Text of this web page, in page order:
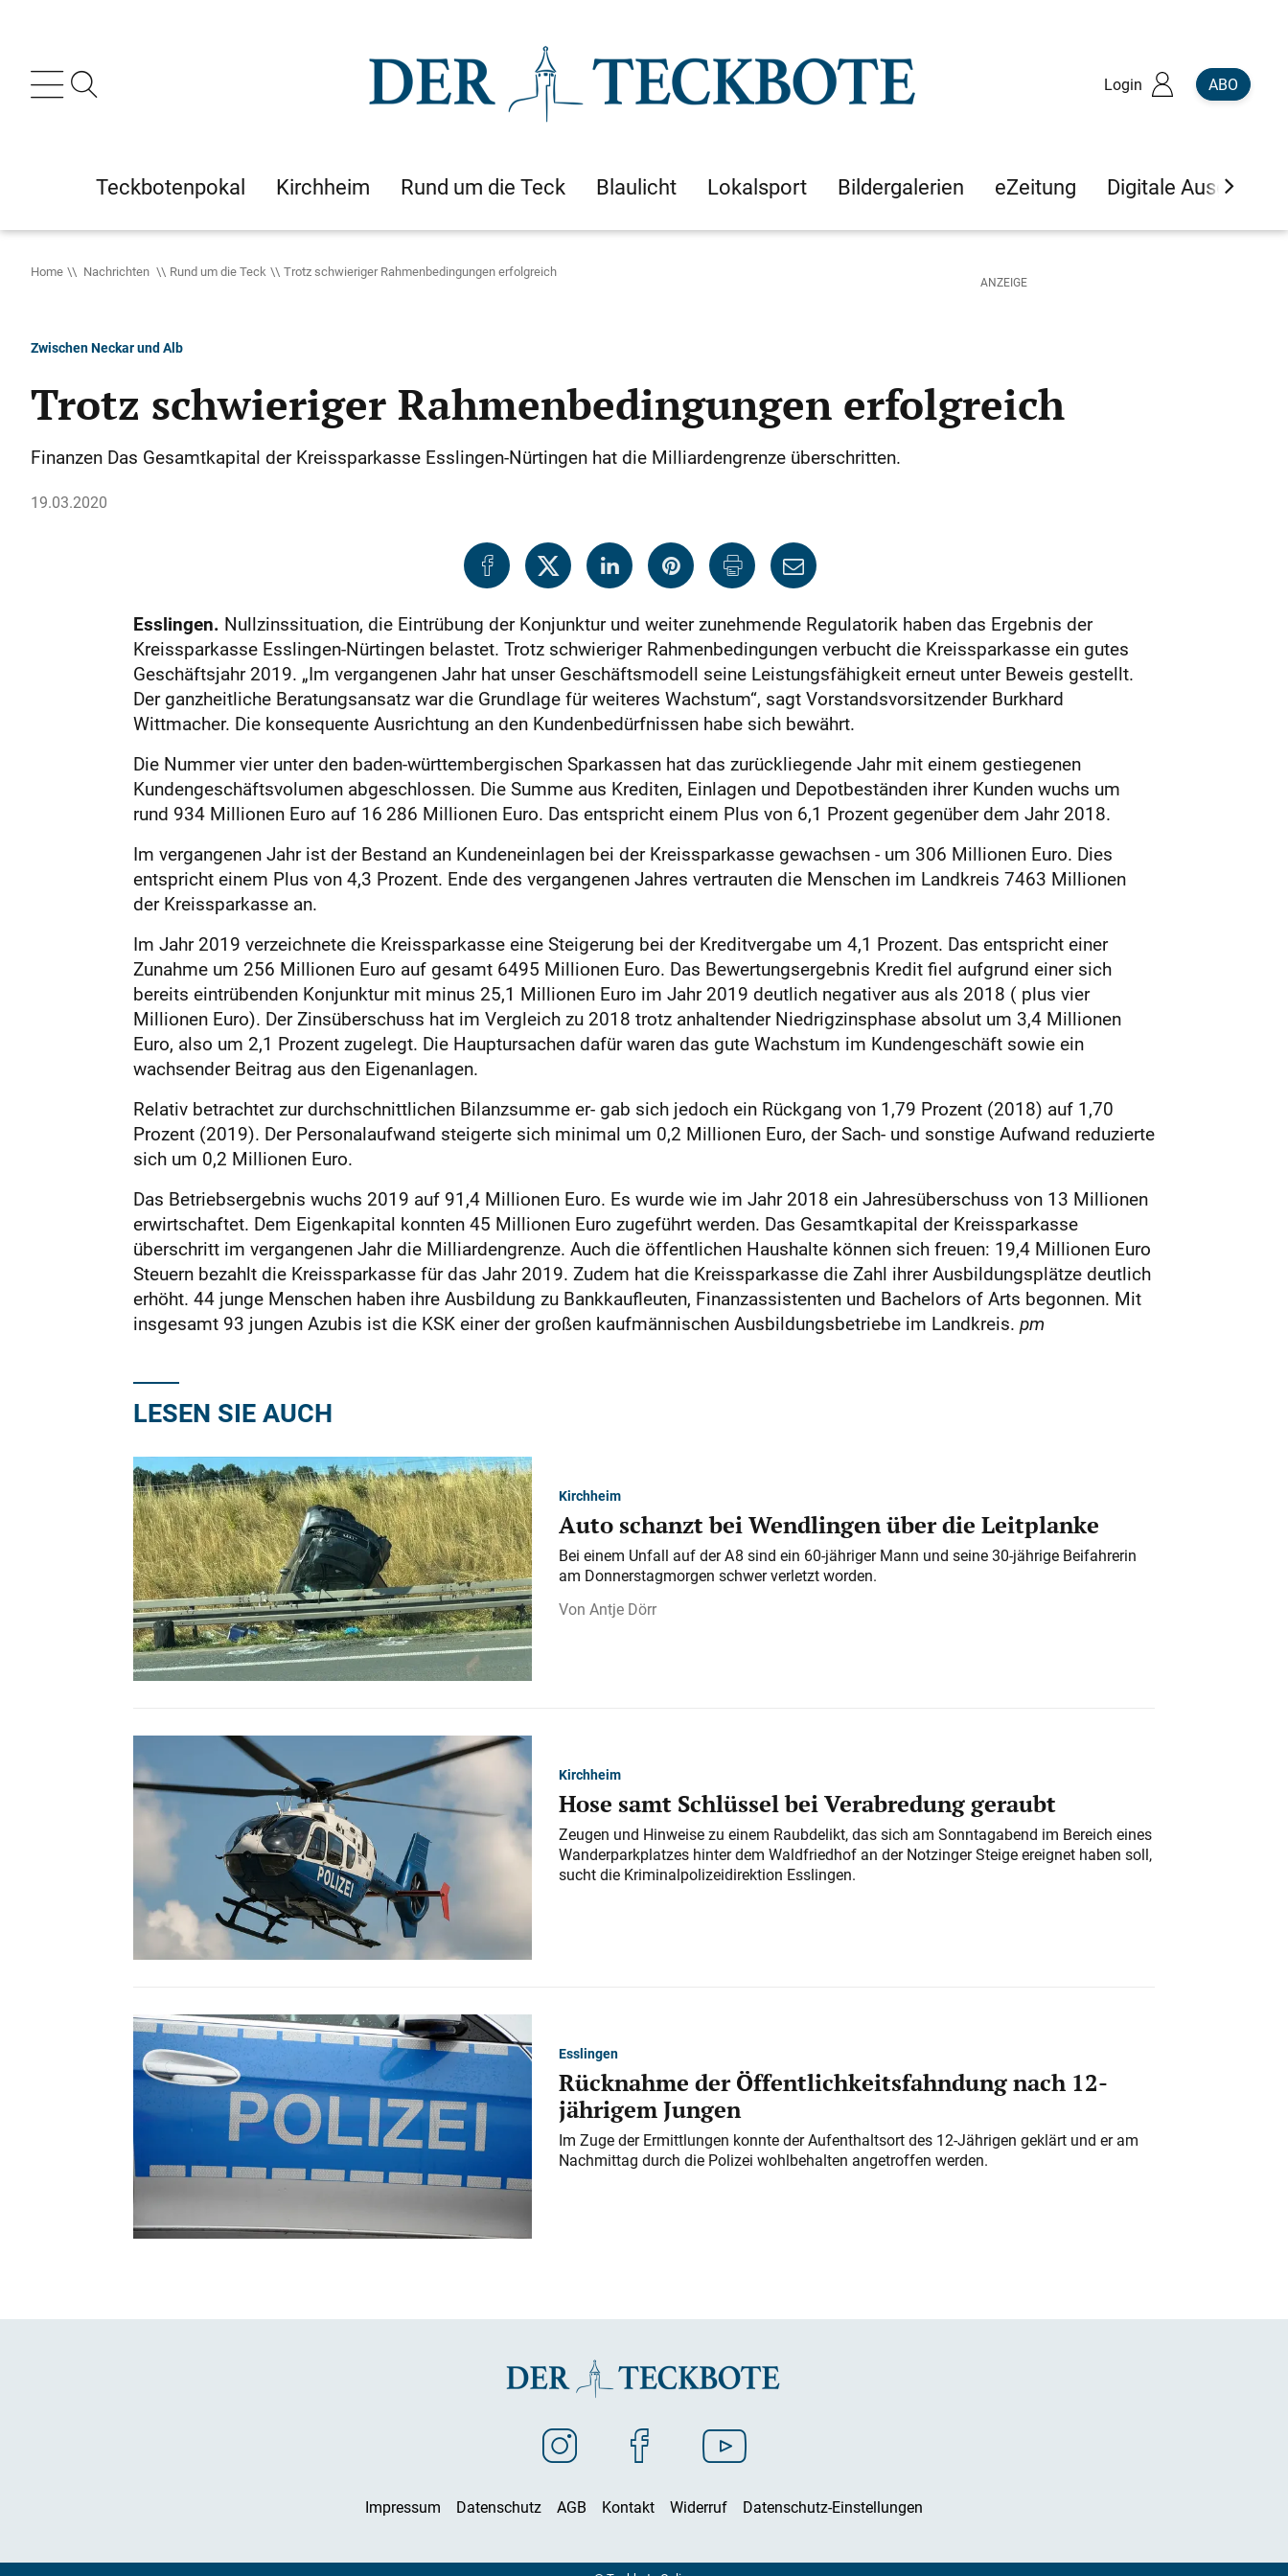
Login ABO
Teckbotenpokal Kirchheim Rund um die Teck Blaulicht Lokalsport Bildergalerien eZeitung Digitale Ausgaben
Home Nachrichten Rund um die Teck Trotz schwieriger Rahmenbedingungen erfolgreich
Zwischen Neckar und Alb
Trotz schwieriger Rahmenbedingungen erfolgreich
Finanzen Das Gesamtkapital der Kreissparkasse Esslingen-Nürtingen hat die Milliardengrenze überschritten.
19.03.2020
Esslingen. Nullzinssituation, die Eintrübung der Konjunktur und weiter zunehmende Regulatorik haben das Ergebnis der
Kreissparkasse Esslingen-Nürtingen belastet. Trotz schwieriger Rahmenbedingungen verbucht die Kreissparkasse ein gutes
Geschäftsjahr 2019. „Im vergangenen Jahr hat unser Geschäftsmodell seine Leistungsfähigkeit erneut unter Beweis gestellt.
Der ganzheitliche Beratungsansatz war die Grundlage für weiteres Wachstum“, sagt Vorstandsvorsitzender Burkhard
Wittmacher. Die konsequente Ausrichtung an den Kundenbedürfnissen habe sich bewährt.
Die Nummer vier unter den baden-württembergischen Sparkassen hat das zurückliegende Jahr mit einem gestiegenen
Kundengeschäftsvolumen abgeschlossen. Die Summe aus Krediten, Einlagen und Depotbeständen ihrer Kunden wuchs um
rund 934 Millionen Euro auf 16 286 Millionen Euro. Das entspricht einem Plus von 6,1 Prozent gegenüber dem Jahr 2018.
Im vergangenen Jahr ist der Bestand an Kundeneinlagen bei der Kreissparkasse gewachsen - um 306 Millionen Euro. Dies
entspricht einem Plus von 4,3 Prozent. Ende des vergangenen Jahres vertrauten die Menschen im Landkreis 7463 Millionen
der Kreissparkasse an.
Im Jahr 2019 verzeichnete die Kreissparkasse eine Steigerung bei der Kreditvergabe um 4,1 Prozent. Das entspricht einer
Zunahme um 256 Millionen Euro auf gesamt 6495 Millionen Euro. Das Bewertungsergebnis Kredit fiel aufgrund einer sich
bereits eintrübenden Konjunktur mit minus 25,1 Millionen Euro im Jahr 2019 deutlich negativer aus als 2018 ( plus vier
Millionen Euro). Der Zinsüberschuss hat im Vergleich zu 2018 trotz anhaltender Niedrigzinsphase absolut um 3,4 Millionen
Euro, also um 2,1 Prozent zugelegt. Die Hauptursachen dafür waren das gute Wachstum im Kundengeschäft sowie ein
wachsender Beitrag aus den Eigenanlagen.
Relativ betrachtet zur durchschnittlichen Bilanzsumme er- gab sich jedoch ein Rückgang von 1,79 Prozent (2018) auf 1,70
Prozent (2019). Der Personalaufwand steigerte sich minimal um 0,2 Millionen Euro, der Sach- und sonstige Aufwand reduzierte
sich um 0,2 Millionen Euro.
Das Betriebsergebnis wuchs 2019 auf 91,4 Millionen Euro. Es wurde wie im Jahr 2018 ein Jahresüberschuss von 13 Millionen
erwirtschaftet. Dem Eigenkapital konnten 45 Millionen Euro zugeführt werden. Das Gesamtkapital der Kreissparkasse
überschritt im vergangenen Jahr die Milliardengrenze. Auch die öffentlichen Haushalte können sich freuen: 19,4 Millionen Euro
Steuern bezahlt die Kreissparkasse für das Jahr 2019. Zudem hat die Kreissparkasse die Zahl ihrer Ausbildungsplätze deutlich
erhöht. 44 junge Menschen haben ihre Ausbildung zu Bankkaufleuten, Finanzassistenten und Bachelors of Arts begonnen. Mit
insgesamt 93 jungen Azubis ist die KSK einer der großen kaufmännischen Ausbildungsbetriebe im Landkreis. pm
LESEN SIE AUCH
Kirchheim
Auto schanzt bei Wendlingen über die Leitplanke
Bei einem Unfall auf der A 8 sind ein 60-jähriger Mann und seine 30-jährige Beifahrerin
am Donnerstagmorgen schwer verletzt worden.
Antje Dörr
Kirchheim
Hose samt Schlüssel bei Verabredung geraubt
Zeugen und Hinweise zu einem Raubdelikt, das sich am Sonntagabend im Bereich eines
Wanderparkplatzes hinter dem Waldfriedhof an der Notzinger Steige ereignet haben soll,
sucht die Kriminalpolizeidirektion Esslingen.
Esslingen
Rücknahme der Öffentlichkeitsfahndung nach 12-
jährigem Jungen
Im Zuge der Ermittlungen konnte der Aufenthaltsort des 12-Jährigen geklärt und er am
Nachmittag durch die Polizei wohlbehalten angetroffen werden.
Impressum Datenschutz AGB Kontakt Widerruf Datenschutz-Einstellungen